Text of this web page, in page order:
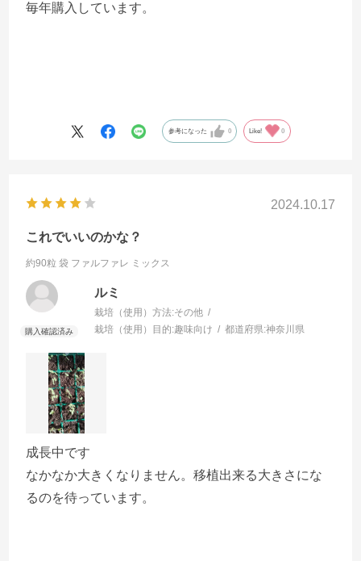
毎年購入しています。
参考になった 0 Like! 0
2024.10.17
これでいいのかな？
約90粒 袋 ファルファレ ミックス
ルミ
栽培（使用）方法:その他
栽培（使用）目的:趣味向け 都道府県:神奈川県
成長中です
なかなか大きくなりません。移植出来る大きさにな
るのを待っています。